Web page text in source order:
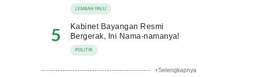
LEMBAH PALU
5
Kabinet Bayangan Resmi
Bergerak, Ini Nama-namanya!
POLITIK
+Selengkapnya